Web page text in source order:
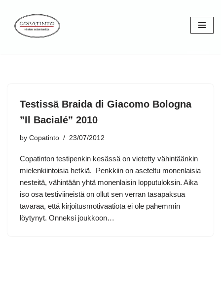
Skip
Testissä Braida di Giacomo Bologna
”Il Bacialé” 2010
by Copatinto 23/07/2012
Copatinton testipenkin kesässä on vietetty vähintäänkin
mielenkiintoisia hetkiä. Penkkiin on aseteltu monenlaisia
nesteitä, vähintään yhtä monenlaisin lopputuloksin. Aika
iso osa testiviineistä on ollut sen verran tasapaksua
tavaraa, että kirjoitusmotivaatiota ei ole pahemmin
löytynyt. Onneksi joukkoon…